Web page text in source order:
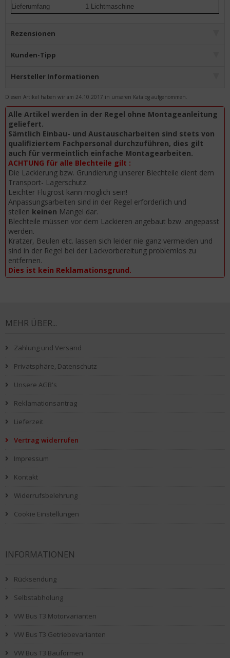
Lieferumfang 1 Lichtmaschine
Rezensionen
Kunden-Tipp
Hersteller Informationen
Diesen Artikel haben wir am 24.10.2017 in unseren Katalog aufgenommen.
Alle Artikel werden in der Regel ohne Montageanleitung
geliefert.
Sämtlich Einbau- und Austauscharbeiten sind stets von
qualifiziertem Fachpersonal durchzuführen, dies gilt
auch für vermeintlich einfache Montagearbeiten.
ACHTUNG für alle Blechteile gilt :
Die Lackierung bzw. Grundierung unserer Blechteile dient dem
Transport- Lagerschutz.
Leichter Flugrost kann möglich sein!
Anpassungsarbeiten sind in der Regel erforderlich und
stellen keinen Mangel dar.
Blechteile müssen vor dem Lackieren angebaut bzw. angepasst
werden.
Kratzer, Beulen etc. lassen sich leider nie ganz vermeiden und
sind in der Regel bei der Lackvorbereitung problemlos zu
entfernen.
Dies ist kein Reklamationsgrund.
MEHR ÜBER...
Zahlung und Versand
Privatsphäre, Datenschutz
Unsere AGB's
Reklamationsantrag
Lieferzeit
Vertrag widerrufen
Impressum
Kontakt
Widerrufsbelehrung
Cookie Einstellungen
INFORMATIONEN
Rücksendung
Selbstabholung
VW Bus T3 Motorvarianten
VW Bus T3 Getriebevarianten
VW Bus T3 Bauformen